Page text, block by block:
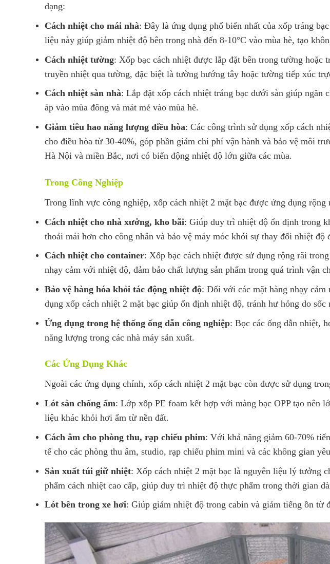
dạng:
Cách nhiệt cho mái nhà: Đây là ứng dụng phổ biến nhất của xốp tráng
liệu này giúp giảm nhiệt độ bên trong nhà đến 8-10°C vào mùa hè, tạo
Cách nhiệt tường: Xốp bạc cách nhiệt được lắp đặt bên trong tường hoặc
truyền nhiệt qua tường, đặc biệt là tường hướng tây hoặc tường tiếp xúc
Cách nhiệt sàn nhà: Lắp đặt xốp cách nhiệt tráng bạc dưới sàn giúp ngăn
áp vào mùa đông và mát mẻ vào mùa hè.
Giảm tiêu hao năng lượng điều hòa: Các công trình sử dụng xốp cách
cho điều hòa từ 30-40%, góp phần giảm chi phí vận hành và bảo vệ môi
Hà Nội và miền Bắc, nơi có biến động nhiệt độ lớn giữa các mùa.
Trong Công Nghiệp
Trong lĩnh vực công nghiệp, xốp cách nhiệt 2 mặt bạc được ứng dụng rộng
Cách nhiệt cho nhà xưởng, kho bãi: Giúp duy trì nhiệt độ ổn định trong
thoải mái hơn cho công nhân và bảo vệ máy móc khỏi sự thay đổi nhiệt độ
Cách nhiệt cho container: Xốp bạc cách nhiệt được sử dụng rộng rãi
nhạy cảm với nhiệt độ, đảm bảo chất lượng sản phẩm trong quá trình vận
Bảo vệ hàng hóa khỏi tác động nhiệt độ: Đối với các mặt hàng nhạy
dụng xốp cách nhiệt 2 mặt bạc giúp ổn định nhiệt độ, tránh hư hỏng do sốc
Ứng dụng trong hệ thống ống dẫn công nghiệp: Bọc các ống dẫn nhiệt,
năng lượng trong các nhà máy sản xuất.
Các Ứng Dụng Khác
Ngoài các ứng dụng chính, xốp cách nhiệt 2 mặt bạc còn được sử dụng
Lót sàn chống ẩm: Lớp xốp PE foam kết hợp với màng bạc OPP tạo nên
liệu khác khỏi hơi ẩm từ nền đất.
Cách âm cho phòng thu, rạp chiếu phim: Với khả năng giảm 60-70%
tế cho các phòng thu âm, studio, rạp chiếu phim mini và các không gian
Sản xuất túi giữ nhiệt: Xốp cách nhiệt 2 mặt bạc là nguyên liệu lý tưởng
phẩm cách nhiệt cao cấp, giúp duy trì nhiệt độ thực phẩm trong thời gian
Lót bên trong xe hơi: Giúp giảm nhiệt độ trong cabin và giảm tiếng ồn từ